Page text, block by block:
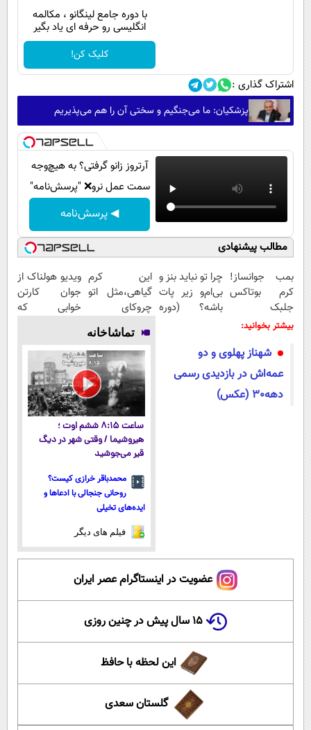
با دوره جامع لینگانو ، مکالمه
انگلیسی رو حرفه ای یاد بگیر
کلیک کن!
اشتراک گذاری :
پزشکیان: ما می‌جنگیم و سختی آن را هم می‌پذیریم
آرتروز زانو گرفتی؟ به هیچ‌وجه
سمت عمل نرو❌ "پرسش‌نامه"
◀ پرسش‌نامه
مطالب پیشنهادی
بمب جوانساز!
کرم بوتاکس
جلبک
اسپیرولینا50%تخفیف
چرا تو نباید بنز و
بی‌ام‌و زیر پات
باشه؟ (دوره
این کرم
گیاهی،مثل اتو
چروکای
پوستتوصاف
میکنه!50%تخفیف
ویدیو هولناک از
جوان کارتن
خوابی که
بیشتر بخوانید:
شهناز پهلوی و دو
عمه‌اش در بازدیدی رسمی
دهه30 (عکس)
تماشاخانه
ساعت ۸:۱۵ ششم اوت ؛
هیروشیما / وقتی شهر در دیگ
قیر می‌جوشید
محمدباقر خرازی کیست؟
روحانی جنجالی با ادعاها و
ایده‌های تخیلی
فیلم های دیگر
عضویت در اینستاگرام عصر ایران
۱۵ سال پیش در چنین روزی
این لحظه با حافظ
گلستان سعدی